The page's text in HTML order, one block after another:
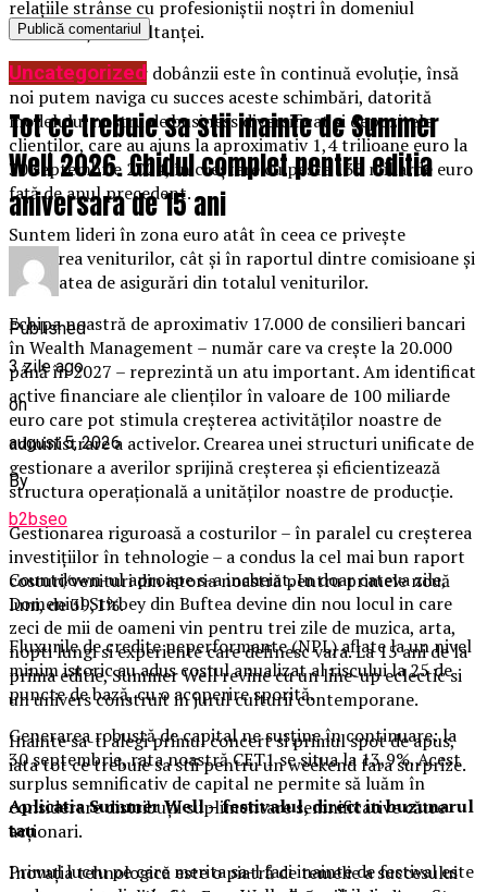
relațiile strânse cu profesioniștii noștri în domeniul
creditării și consultanței.
Contextul ratelor dobânzii este în continuă evoluție, însă
noi putem naviga cu succes aceste schimbări, datorită
modelului nostru de business diversificat și depozitele
clienților, care au ajuns la aproximativ 1,4 trilioane euro la
30 septembrie 2024, în creștere cu peste 135 miliarde euro
față de anul precedent.
Suntem lideri în zona euro atât în ceea ce privește
creșterea veniturilor, cât și în raportul dintre comisioane și
activitatea de asigurări din totalul veniturilor.
Echipa noastră de aproximativ 17.000 de consilieri bancari
în Wealth Management – număr care va crește la 20.000
până în 2027 – reprezintă un atu important. Am identificat
active financiare ale clienților în valoare de 100 miliarde
euro care pot stimula creșterea activităților noastre de
administrare a activelor. Crearea unei structuri unificate de
gestionare a averilor sprijină creșterea și eficientizează
structura operațională a unităților noastre de producție.
Gestionarea riguroasă a costurilor – în paralel cu creșterea
investițiilor în tehnologie – a condus la cel mai bun raport
costuri/venituri din istoria noastră pentru primele nouă
luni, de 39,1%.
Fluxurile de credite neperformante (NPL) aflate la un nivel
minim istoric au adus costul anualizat al riscului la 25 de
puncte de bază, cu o acoperire sporită.
Generarea robustă de capital ne susține în continuare: la
30 septembrie, rata noastră CET1 se situa la 13,9%. Acest
surplus semnificativ de capital ne permite să luăm în
considerare distribuții suplimentare semnificative către
acționari.
Inovația tehnologică este o piatră de temelie a succesului
Uncategorized
Tot ce trebuie sa stii inainte de Summer
Well 2026. Ghidul complet pentru editia
aniversara de 15 ani
Published
3 zile ago
on
august 5, 2026
By
b2bseo
Countdown-ul aproape s-a incheiat. In doar cateva zile,
Domeniul Stirbey din Buftea devine din nou locul in care
zeci de mii de oameni vin pentru trei zile de muzica, arta,
nopti lungi si experiente care definesc vara. La 15 ani de la
prima editie, Summer Well revine cu un line-up eclectic si
un univers construit in jurul culturii contemporane.
Inainte sa-ti alegi primul concert si primul spot de apus,
iata tot ce trebuie sa stii pentru un weekend fara surprize.
Aplicatia Summer Well– festivalul, direct in buzunarul
tau
Primul lucru pe care merita sa-l faci inainte de festival este